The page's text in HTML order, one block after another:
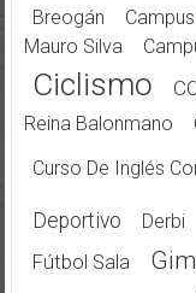
Breogán
Mauro Silva
Ciclismo
Reina Balonmano
Curso De Inglés
Deportivo Derbi
Fútbol Sala